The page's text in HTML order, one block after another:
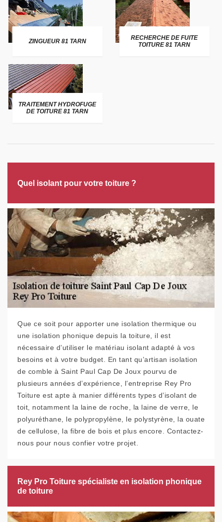
ZINGUEUR 81 TARN
RECHERCHE DE FUITE
TOITURE 81 TARN
TRAITEMENT HYDROFUGE
DE TOITURE 81 TARN
Quel isolant pour votre toiture ?
Que ce soit pour apporter une isolation thermique ou
une isolation phonique depuis la toiture, il est
nécessaire d’utiliser le matériau isolant adapté à vos
besoins et à votre budget. En tant qu’artisan isolation
de comble à Saint Paul Cap De Joux pourvu de
plusieurs années d’expérience, l’entreprise Rey Pro
Toiture est apte à manier différents types d’isolant de
toit, notamment la laine de roche, la laine de verre, le
polyuréthane, le polypropylène, le polystyrène, la ouate
de cellulose, la fibre de bois et plus encore. Contactez-
nous pour nous confier votre projet.
Rey Pro Toiture spécialiste en isolation phonique
de toiture